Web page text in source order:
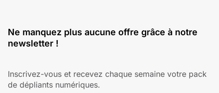
Ne manquez plus aucune offre grâce à notre
newsletter !
Inscrivez-vous et recevez chaque semaine votre pack
de dépliants numériques.